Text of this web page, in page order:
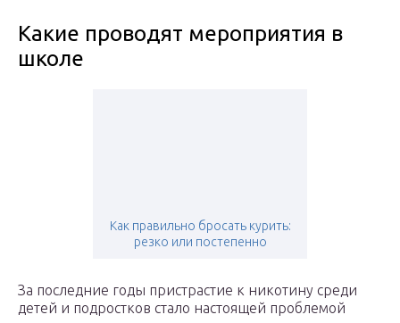
Какие проводят мероприятия в
школе
Как правильно бросать курить:
резко или постепенно
За последние годы пристрастие к никотину среди
детей и подростков стало настоящей проблемой